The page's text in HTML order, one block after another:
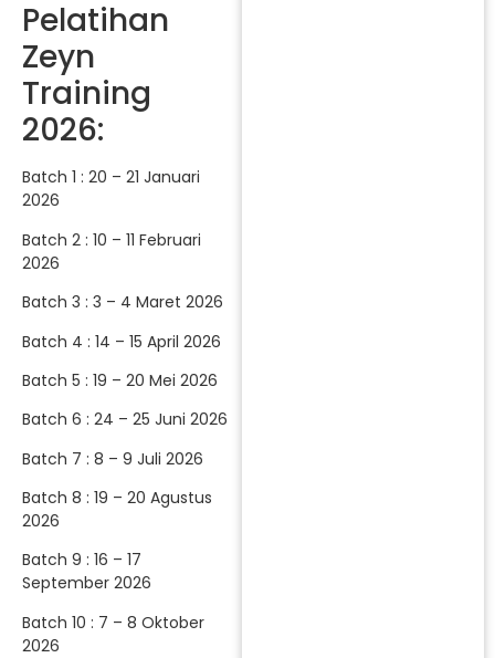
Pelatihan
Zeyn
Training
2026:
Batch 1 : 20 – 21 Januari
2026
Batch 2 : 10 – 11 Februari
2026
Batch 3 : 3 – 4 Maret 2026
Batch 4 : 14 – 15 April 2026
Batch 5 : 19 – 20 Mei 2026
Batch 6 : 24 – 25 Juni 2026
Batch 7 : 8 – 9 Juli 2026
Batch 8 : 19 – 20 Agustus
2026
Batch 9 : 16 – 17
September 2026
Batch 10 : 7 – 8 Oktober
2026